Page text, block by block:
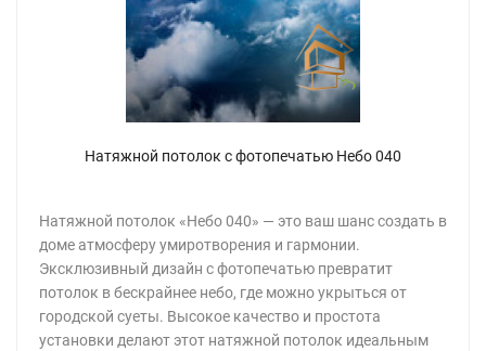
Натяжной потолок с фотопечатью Небо 040
Натяжной потолок «Небо 040» — это ваш шанс создать в
доме атмосферу умиротворения и гармонии.
Эксклюзивный дизайн с фотопечатью превратит
потолок в бескрайнее небо, где можно укрыться от
городской суеты. Высокое качество и простота
установки делают этот натяжной потолок идеальным